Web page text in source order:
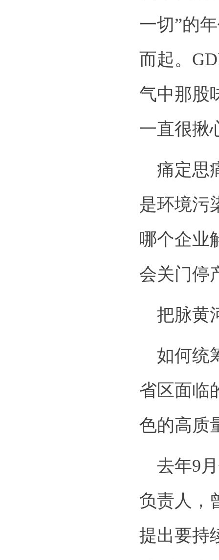
一切”的
而起。
气中那股
一直很揪
痛定思
是环境污
哪个企业
会关门停
把脉黄
如何统
省区面临
色的高质
去年9月
负责人，
提出要持